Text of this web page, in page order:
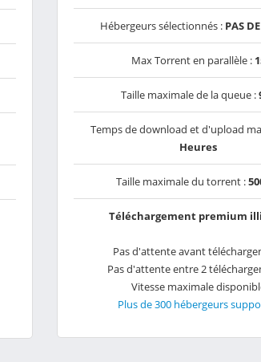
Hébergeurs sélectionnés : PAS
Max Torrent en parallèle :
Taille maximale de la queue :
Temps de download et d'upload
Heures
Taille maximale du torrent :
Téléchargement premium
Pas d'attente avant
Pas d'attente entre 2
Vitesse maximale
Plus de 300 hébergeurs